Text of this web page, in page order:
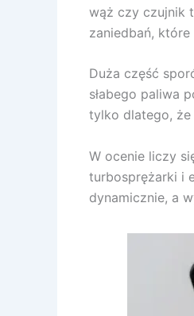
wąż czy czujnik
zaniedbań,
Duża część
słabego paliwa
tylko dlatego, że
W ocenie liczy
turbosprężarki i
dynamicznie, a